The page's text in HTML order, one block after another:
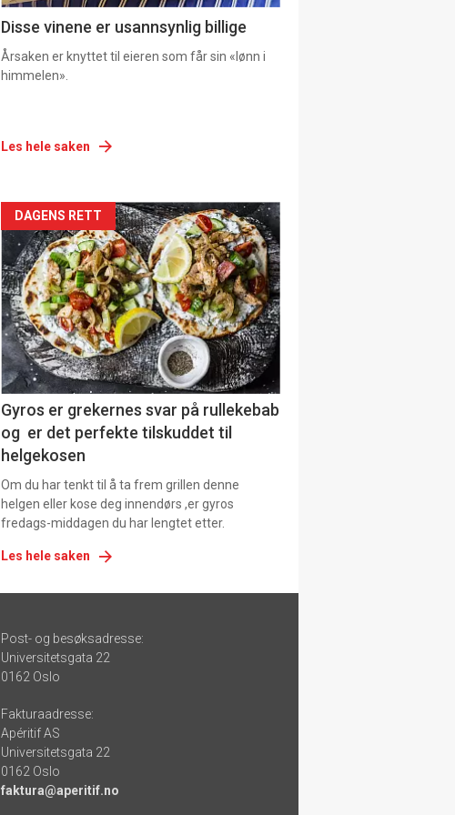
Disse vinene er usannsynlig billige
Årsaken er knyttet til eieren som får sin «lønn i
himmelen».
Les hele saken
Forsiden
akkurat
nå
-
6
DAGENS RETT
Gyros er grekernes svar på rullekebab
og er det perfekte tilskuddet til
helgekosen
Om du har tenkt til å ta frem grillen denne
helgen eller kose deg innendørs ,er gyros
fredags-middagen du har lengtet etter.
Les hele saken
Post- og besøksadresse:
Universitetsgata 22
0162 Oslo
Fakturaadresse:
Apéritif AS
Universitetsgata 22
0162 Oslo
faktura@aperitif.no